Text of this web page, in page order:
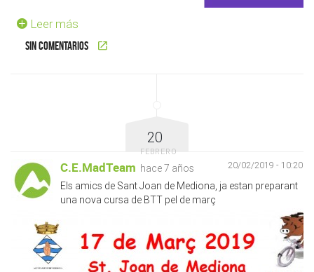
Leer más
Sin comentarios
20
FEBRERO
C.E.MadTeam hace 7 años 20/02/2019 - 10:20
Els amics de Sant Joan de Mediona, ja estan preparant
una nova cursa de BTT pel de març